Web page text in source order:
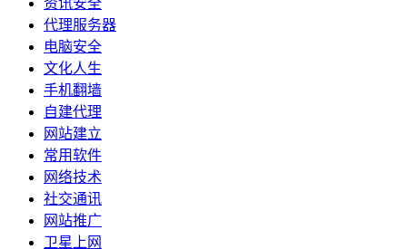
资讯安全
代理服务器
电脑安全
文化人生
手机翻墙
自建代理
网站建立
常用软件
网络技术
社交通讯
网站推广
卫星上网